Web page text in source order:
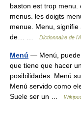
baston est trop menu.
menus. les doigts
menue. Menu,
de… …
Dictionnaire de
Menú — Menú, puede
que tiene que hacer
posibilidades. Menú
Menú servido como
Suele ser un …